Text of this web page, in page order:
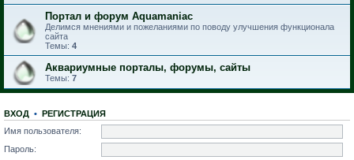
Портал и форум Aquamaniac
Делимся мнениями и пожеланиями по поводу улучшения функционала
сайта
Темы: 4
Аквариумные порталы, форумы, сайты
Темы: 7
ВХОД • РЕГИСТРАЦИЯ
Имя пользователя:
Пароль: